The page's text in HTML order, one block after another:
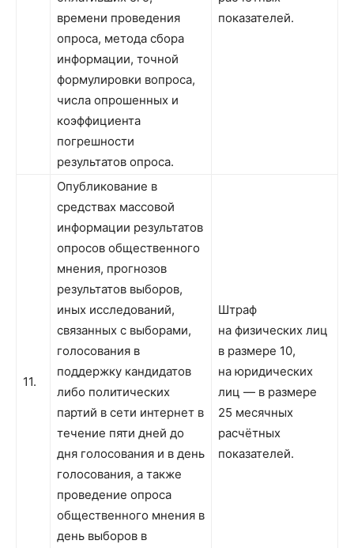
времени проведения
опроса, метода сбора
информации, точной
формулировки вопроса,
числа опрошенных и
коэффициента
погрешности
результатов опроса.
показателей.
11.
Опубликование в
средствах массовой
информации результатов
опросов общественного
мнения, прогнозов
результатов выборов,
иных исследований,
связанных с выборами,
голосования в
поддержку кандидатов
либо политических
партий в сети интернет в
течение пяти дней до
дня голосования и в день
голосования, а также
проведение опроса
общественного мнения в
день выборов в
Штраф
на физических лиц
в размере 10,
на юридических
лиц — в размере
25 месячных
расчётных
показателей.